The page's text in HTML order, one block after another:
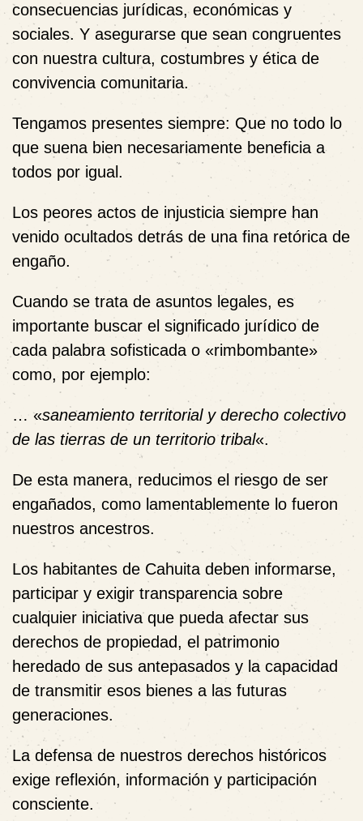
consecuencias jurídicas, económicas y
sociales. Y asegurarse que sean congruentes
con nuestra cultura, costumbres y ética de
convivencia comunitaria.
Tengamos presentes siempre: Que no todo lo
que suena bien necesariamente beneficia a
todos por igual.
Los peores actos de injusticia siempre han
venido ocultados detrás de una fina retórica de
engaño.
Cuando se trata de asuntos legales, es
importante buscar el significado jurídico de
cada palabra sofisticada o «rimbombante»
como, por ejemplo:
… «saneamiento territorial y derecho colectivo
de las tierras de un territorio tribal«.
De esta manera, reducimos el riesgo de ser
engañados, como lamentablemente lo fueron
nuestros ancestros.
Los habitantes de Cahuita deben informarse,
participar y exigir transparencia sobre
cualquier iniciativa que pueda afectar sus
derechos de propiedad, el patrimonio
heredado de sus antepasados y la capacidad
de transmitir esos bienes a las futuras
generaciones.
La defensa de nuestros derechos históricos
exige reflexión, información y participación
consciente.